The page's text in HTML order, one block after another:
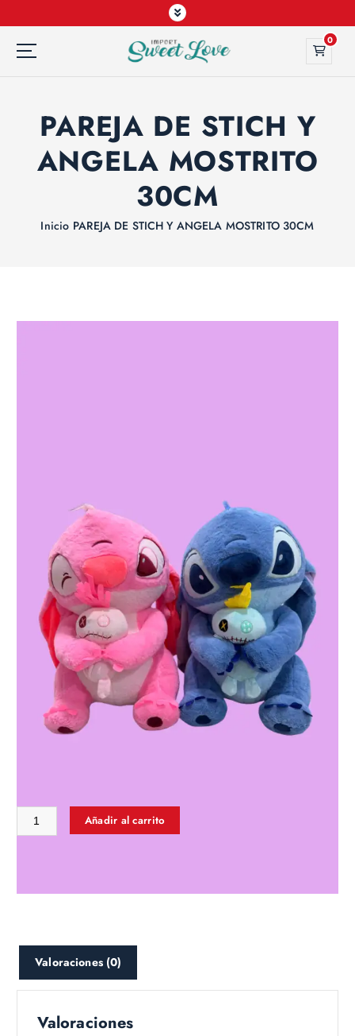
0
PAREJA DE STICH Y
ANGELA MOSTRITO
30CM
Inicio PAREJA DE STICH Y ANGELA MOSTRITO 30CM
PAREJA DE STICH Y
ANGELA MOSTRITO 30CM
Añadir al carrito
Valoraciones (0)
Valoraciones